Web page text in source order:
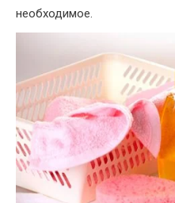
необходимое.